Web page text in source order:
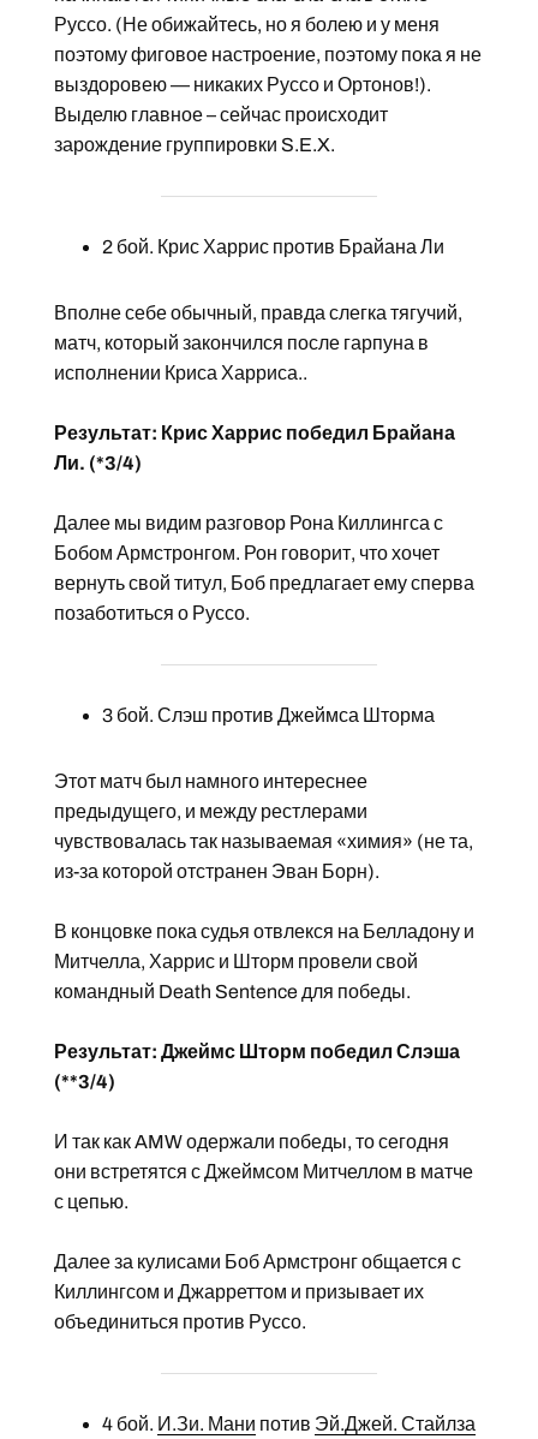
Руссо. (Не обижайтесь, но я болею и у меня
поэтому фиговое настроение, поэтому пока я не
выздоровею — никаких Руссо и Ортонов!).
Выделю главное – сейчас происходит
зарождение группировки S.E.X.
2 бой. Крис Харрис против Брайана Ли
Вполне себе обычный, правда слегка тягучий,
матч, который закончился после гарпуна в
исполнении Криса Харриса..
Результат: Крис Харрис победил Брайана
Ли. (*3/4)
Далее мы видим разговор Рона Киллингса с
Бобом Армстронгом. Рон говорит, что хочет
вернуть свой титул, Боб предлагает ему сперва
позаботиться о Руссо.
3 бой. Слэш против Джеймса Шторма
Этот матч был намного интереснее
предыдущего, и между рестлерами
чувствовалась так называемая «химия» (не та,
из-за которой отстранен Эван Борн).
В концовке пока судья отвлекся на Белладону и
Митчелла, Харрис и Шторм провели свой
командный Death Sentence для победы.
Результат: Джеймс Шторм победил Слэша
(**3/4)
И так как AMW одержали победы, то сегодня
они встретятся с Джеймсом Митчеллом в матче
с цепью.
Далее за кулисами Боб Армстронг общается с
Киллингсом и Джарреттом и призывает их
объединиться против Руссо.
4 бой. И.Зи. Мани потив Эй.Джей. Стайлза